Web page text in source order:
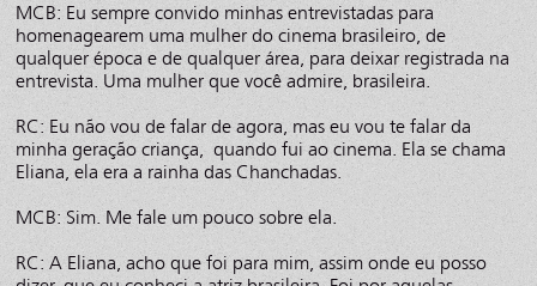
MCB: Eu sempre convido minhas entrevistadas para
homenagearem uma mulher do cinema brasileiro, de
qualquer época e de qualquer área, para deixar registrada na
entrevista. Uma mulher que você admire, brasileira.
RC: Eu não vou de falar de agora, mas eu vou te falar da
minha geração criança, quando fui ao cinema. Ela se chama
Eliana, ela era a rainha das Chanchadas.
MCB: Sim. Me fale um pouco sobre ela.
RC: A Eliana, acho que foi para mim, assim onde eu posso